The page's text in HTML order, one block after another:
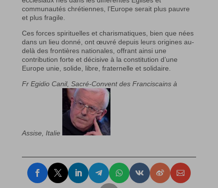
communautés chrétiennes, l’Europe serait plus pauvre
et plus fragile.
Ces forces spirituelles et charismatiques, bien que nées
dans un lieu donné, ont œuvré depuis leurs origines au-
delà des frontières nationales, offrant ainsi une
contribution forte et décisive à la constitution d’une
Europe unie, solide, libre, fraternelle et solidaire.
Fr Egidio Canil, Sacré-Convent des Franciscains à
Assise, Italie